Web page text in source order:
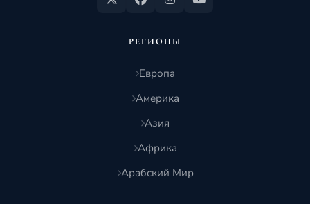
РЕГИОНЫ
Европа
Америка
Азия
Африка
Арабский Мир